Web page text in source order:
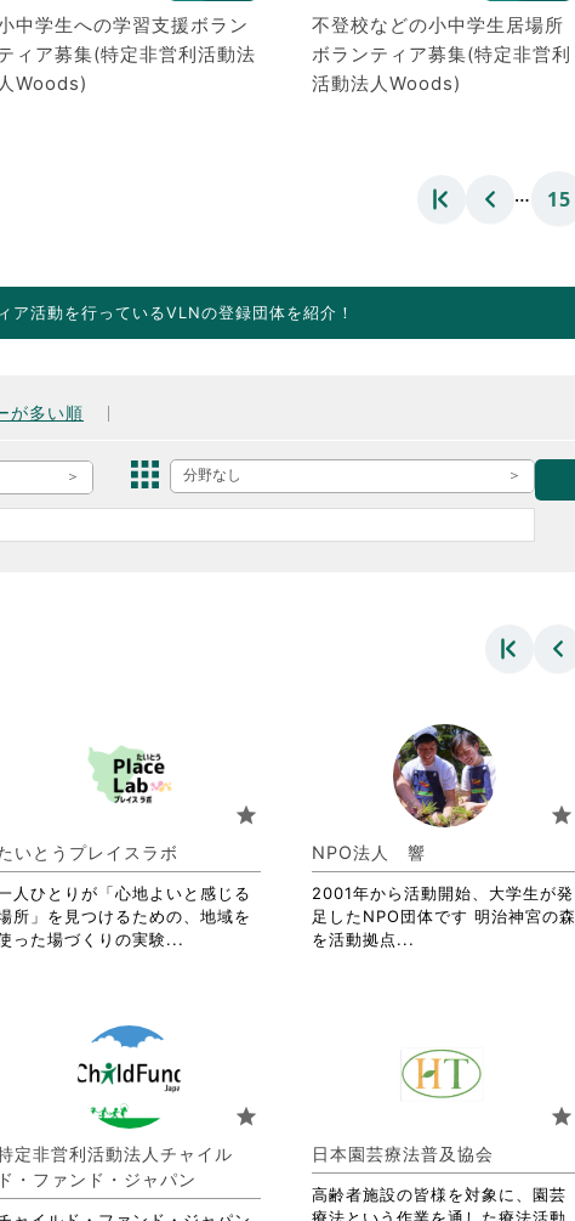
中学生への学習支援ボラン
ィア募集(特定非営利活動法
人Woods)
不登校などの小中学生居場所
ボランティア募集(特定非営利
活動法人Woods)
… 15
ア活動を行っているVLNの登録団体を紹介！
が多い順
分野なし
star
いとうプレイスラボ
人ひとりが「心地よいと感じる
所」を見つけるための、地域を
った場づくりの実験...
細
を
閲
star
NPO法人 響
2001年から活動開始、大学生が発
足したNPO団体です 明治神宮の森
を活動拠点...
お
り
ま
詳
細
を
閲
star
定非営利活動法人チャイル
ド・ファンド・ジャパン
star
日本園芸療法普及協会
高齢者施設の皆様を対象に、園芸